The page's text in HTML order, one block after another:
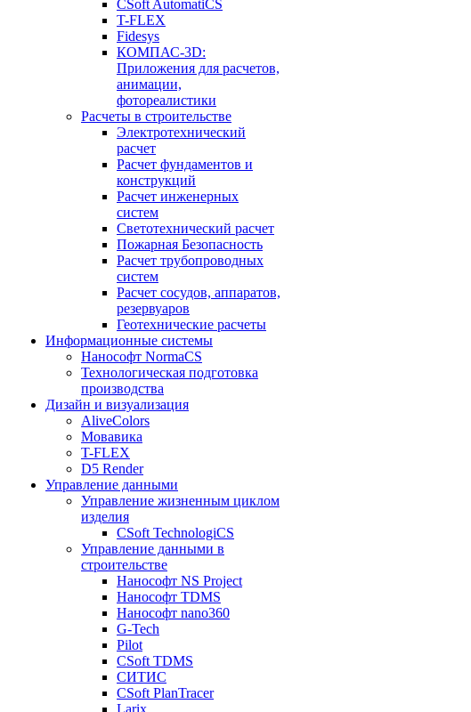
CSoft AutomatiCS
T-FLEX
Fidesys
КОМПАС-3D:
Приложения для расчетов,
анимации,
фотореалистики
Расчеты в строительстве
Электротехнический
расчет
Расчет фундаментов и
конструкций
Расчет инженерных
систем
Светотехнический расчет
Пожарная Безопасность
Расчет трубопроводных
систем
Расчет сосудов, аппаратов,
резервуаров
Геотехнические расчеты
Информационные системы
Нанософт NormaCS
Технологическая подготовка
производства
Дизайн и визуализация
AliveColors
Мовавика
T-FLEX
D5 Render
Управление данными
Управление жизненным циклом
изделия
CSoft TechnologiCS
Управление данными в
строительстве
Нанософт NS Project
Нанософт TDMS
Нанософт nano360
G-Tech
Pilot
CSoft TDMS
СИТИС
CSoft PlanTracer
Larix